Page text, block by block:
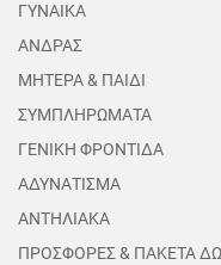
ΓΥΝΑΙΚΑ
ΑΝΔΡΑΣ
ΜΗΤΕΡΑ & ΠΑΙΔΙ
ΣΥΜΠΛΗΡΩΜΑΤΑ
ΓΕΝΙΚΗ ΦΡΟΝΤΙΔΑ
ΑΔΥΝΑΤΙΣΜΑ
ΑΝΤΗΛΙΑΚΑ
ΠΡΟΣΦΟΡΕΣ & ΠΑΚΕΤΑ